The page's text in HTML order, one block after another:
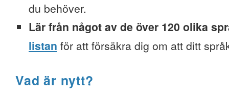
du behöver.
Lär från något av de över 120 olika
listan för att försäkra dig om att ditt
Vad är nytt?